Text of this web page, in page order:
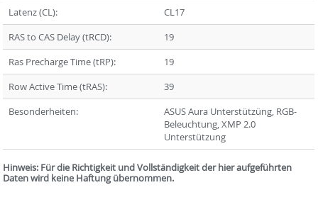
Latenz (CL):
CL17
RAS to CAS Delay (tRCD):
19
Ras Precharge Time (tRP):
19
Row Active Time (tRAS):
39
Besonderheiten:
ASUS Aura Unterstützüng, RGB-
Beleuchtung, XMP 2.0
Unterstützung
Hinweis: Für die Richtigkeit und Vollständigkeit der hier aufgeführten
Daten wird keine Haftung übernommen.